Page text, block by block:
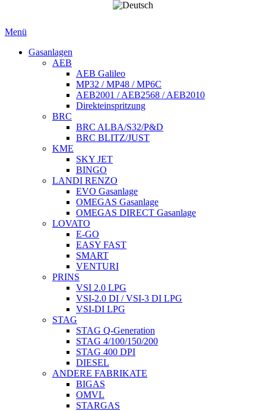
Menü
Gasanlagen
AEB
AEB Galileo
MP32 / MP48 / MP6C
AEB2001 / AEB2568 / AEB2010
Direkteinspritzung
BRC
BRC ALBA/S32/P&D
BRC BLITZ/JUST
KME
SKY JET
BINGO
LANDI RENZO
EVO Gasanlage
OMEGAS Gasanlage
OMEGAS DIRECT Gasanlage
LOVATO
E-GO
EASY FAST
SMART
VENTURI
PRINS
VSI 2.0 LPG
VSI-2.0 DI / VSI-3 DI LPG
VSI-DI LPG
STAG
STAG Q-Generation
STAG 4/100/150/200
STAG 400 DPI
DIESEL
ANDERE FABRIKATE
BIGAS
OMVL
STARGAS